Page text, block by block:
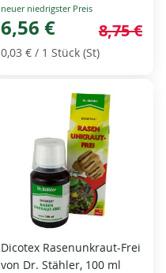
Special
Price
6,56 € 8,75 €
0,03 € / 1 Stück (St)
Dicotex Rasenunkraut-Frei
von Dr. Stähler, 100 ml